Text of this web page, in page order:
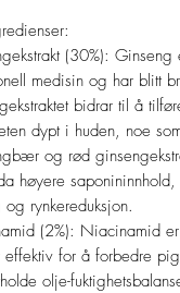
(30%):
medisin og har blitt
bidrar til å
dypt i huden, noe
og rød
høyere
rynkereduksjon.
(2%): Niacinamid er
effektiv for å forbedre
olje-